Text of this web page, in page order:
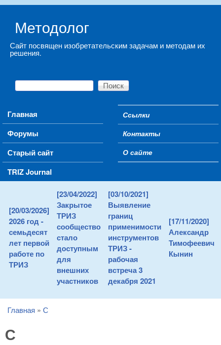
Методолог
Сайт посвящен изобретательским задачам и методам их
решения.
Форма поиска
Поиск
Main menu
Главная
Форумы
Старый сайт
TRIZ Journal
Secondary menu
Ссылки
Контакты
О сайте
[20/03/2026]
2026 год -
семьдесят
лет первой
работе по
ТРИЗ
[23/04/2022]
Закрытое
ТРИЗ
сообщество
стало
доступным
для
внешних
участников
[03/10/2021]
Выявление
границ
применимости
инструментов
ТРИЗ -
рабочая
встреча 3
декабря 2021
[17/11/2020]
Александр
Тимофеевич
Кынин
You are here
Главная » С
С